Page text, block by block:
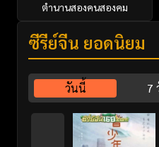
ตำนานสองคนสองคม
ซีรี่ย์จีน ยอดนิยม
วันนี้ 7